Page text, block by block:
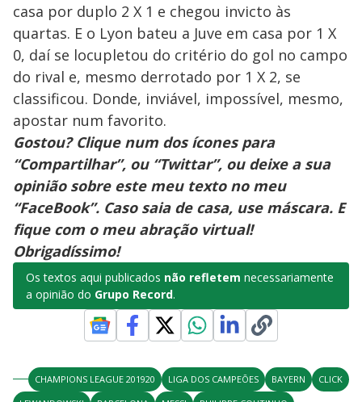
casa por duplo 2 X 1 e chegou invicto às
quartas. E o Lyon bateu a Juve em casa por 1 X
0, daí se locupletou do critério do gol no campo
do rival e, mesmo derrotado por 1 X 2, se
classificou. Donde, inviável, impossível, mesmo,
apostar num favorito.
Gostou? Clique num dos ícones para
“Compartilhar”, ou “Twittar”, ou deixe a sua
opinião sobre este meu texto no meu
“FaceBook”. Caso saia de casa, use máscara. E
fique com o meu abração virtual!
Obrigadíssimo!
Os textos aqui publicados não refletem necessariamente
a opinião do Grupo Record.
CHAMPIONS LEAGUE 201920 LIGA DOS CAMPEÕES BAYERN
CLICK